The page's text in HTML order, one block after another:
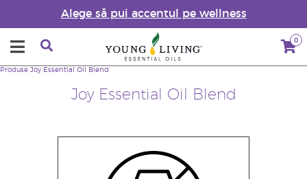
Alege să pui accentul pe wellness
0
Joy Essential Oil Blend
Produse Joy Essential Oil Blend